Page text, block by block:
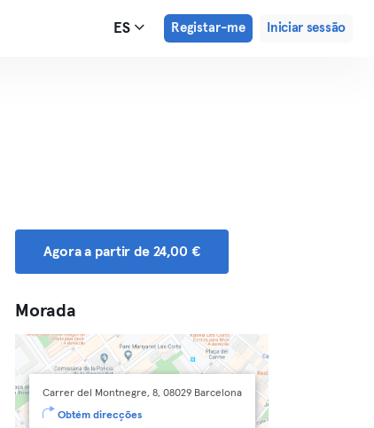
ES Registar-me Iniciar sessão
Agora a partir de 24,00 €
Morada
Carrer del Montnegre, 8, 08029 Barcelona
Obtém direcções